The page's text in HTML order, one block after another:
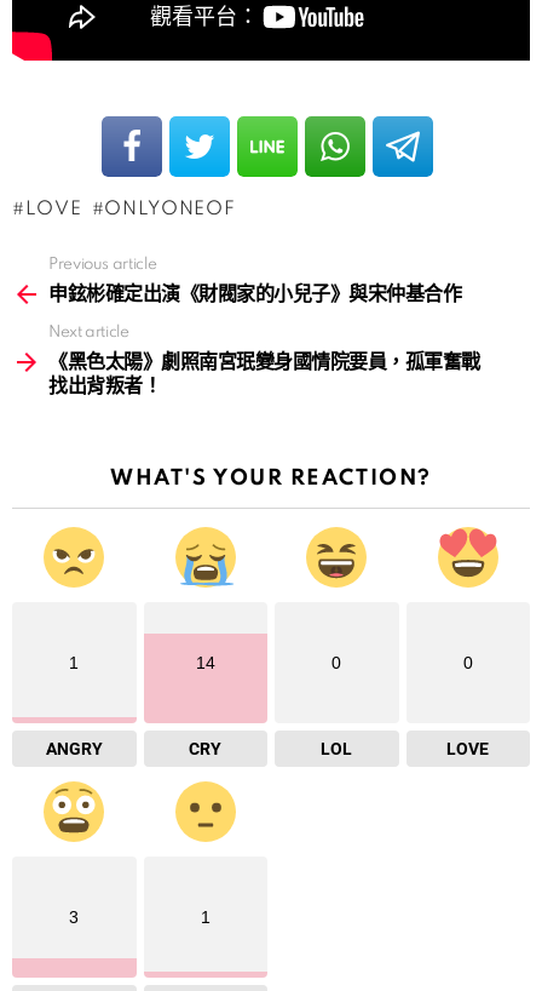
LOVE ONLYONEOF
more
Previous article
申鉉彬確定出演《財閥家的小兒子》與宋仲基合作
Next article
《黑色太陽》劇照南宮珉變身國情院要員，孤軍奮戰
找出背叛者！
WHAT'S YOUR REACTION?
1
ANGRY
14
CRY
0
LOL
0
LOVE
3 1